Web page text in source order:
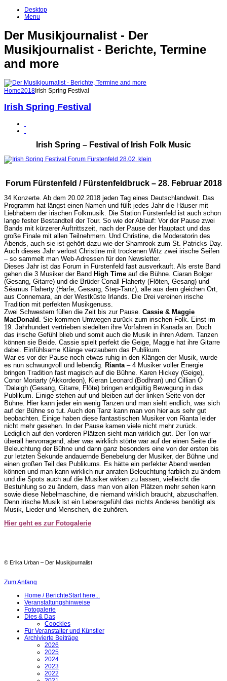
Desktop
Menu
Der Musikjournalist - Der
Musikjournalist - Berichte, Termine
and more
Home2018 Irish Spring Festival
Irish Spring Festival
Irish Spring – Festival of Irish Folk Music
Forum Fürstenfeld / Fürstenfeldbruck – 28. Februar 2018
34 Konzerte. Ab dem 20.02.2018 jeden Tag eines Deutschlandweit. Das
Programm hat längst einen Namen und füllt jedes Jahr die Häuser mit
Liebhabern der irischen Folkmusik. Die Station Fürstenfeld ist auch schon
lange fester Bestandteil der Tour. So wie der Ablauf: Vor der Pause zwei
Bands mit kürzerer Auftrittszeit, nach der Pause der Hauptact und das
große Finale mit allen Teilnehmern. Und Christine, die Moderatorin des
Abends, auch sie ist gehört dazu wie der Shamrook zum St. Patricks Day.
Auch dieses Jahr verlost Christine mit trockenen Witz zwei irische Seifen
– so sammelt man Web-Adressen für den Newsletter.
Dieses Jahr ist das Forum in Fürstenfeld fast ausverkauft. Als erste Band
gehen die 3 Musiker der Band High Time auf die Bühne. Ciaran Bolger
(Gesang, Gitarre) und die Brüder Conall Flaherty (Flöten, Gesang) und
Séamus Flaherty (Harfe, Gesang, Step-Tanz), alle aus dem gleichen Ort,
aus Connemara, an der Westküste Irlands. Die Drei vereinen irische
Tradition mit perfekten Musikgenuss.
Zwei Schwestern füllen die Zeit bis zur Pause. Cassie & Maggie
MacDonald . Sie kommen Umwegen zurück zum irischen Folk. Einst im
19. Jahrhundert vertrieben siedelten ihre Vorfahren in Kanada an. Doch
das irische Gefühl blieb und somit auch die Musik in ihren Adern. Tanzen
können sie Beide. Cassie spielt perfekt die Geige, Maggie hat ihre Gitarre
dabei. Einfühlsame Klänge verzaubern das Publikum.
War es vor der Pause noch etwas ruhig in den Klängen der Musik, wurde
es nun schwungvoll und lebendig. Rianta– 4 Musiker voller Energie
bringen Tradition fast magisch auf die Bühne. Karen Hickey (Geige),
Conor Moriarty (Akkordeon), Kieran Leonard (Bodhran) und Cillian O
´Dalaigh (Gesang, Gitarre, Flöte) bringen endgültig Bewegung in das
Publikum. Einige stehen auf und bleiben auf der linken Seite von der
Bühne. Hier kann jeder ein wenig Tanzen und man sieht endlich, was sich
auf der Bühne so tut. Auch den Tanz kann man von hier aus sehr gut
beobachten. Einige haben diese fantastischen Musiker von Rianta leider
nicht mehr gesehen. In der Pause kamen viele nicht mehr zurück.
Lediglich auf den vorderen Plätzen sieht man wirklich gut. Der Ton war
überall hervorragend, aber was wirklich störte war auf der einen Seite die
Beleuchtung der Bühne und dann ganz besonders eine von der ersten bis
zur letzten Sekunde andauernde Benebelung der Musiker, der Bühne und
einen großen Teil des Publikums. Es hätte ein perfekter Abend werden
können und man kann wirklich nur anraten Beleuchtung farblich zu ändern
und die Spots auch auf die Musiker wirken zu lassen, vielleicht die
Bestuhlung so zu ändern, dass man von allen Plätzen mehr sehen kann
sowie diese Nebelmaschine, die niemand wirklich braucht, abzuschaffen.
Denn irische Musik ist ein Lebensgefühl das nichts Anderes benötigt als
Musik, Lieder und Menschen, die zuhören.
Hier geht es zur Fotogalerie
© Erika Urban – Der Musikjournalist
Zum Anfang
Home / BerichteStart here...
Veranstaltungshinweise
Fotogalerie
Dies & Das
Coockies
Für Veranstalter und Künstler
Archivierte Beiträge
2026
2025
2024
2023
2022